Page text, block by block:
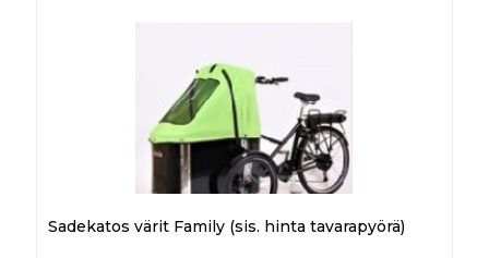
Sadekatos värit Family (sis. hinta tavarapyörä)